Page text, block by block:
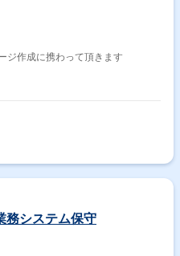
ジ作成に携わって頂きます
務システム保守